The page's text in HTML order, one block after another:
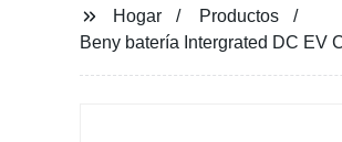
Hogar
Productos
Beny batería Intergrated DC EV